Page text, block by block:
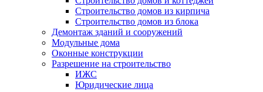
Строительство домов из кирпича
Строительство домов из блока
Демонтаж зданий и сооружений
Модульные дома
Оконные конструкции
Разрешение на строительство
ИЖС
Юридические лица